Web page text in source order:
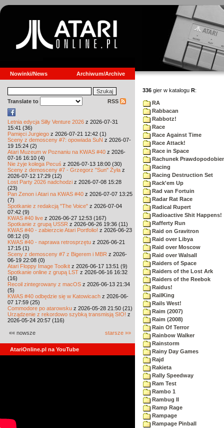
Nowinki/News Archiwum/Archive
Translate to RSS
Letnia edycja Silly Venture 2026 z 2026-07-31
15:41 (36)
Pamięci Jurgiego z 2026-07-21 12:42 (1)
Sceny z demosceny #7: opowiada SuN z 2026-07-
19 15:24 (2)
Atari Muzeum w Poznaniu na KWAS #40 z 2026-
07-16 16:10 (4)
Nie żyje kolega Pecuś z 2026-07-13 18:00 (30)
Sceny z demosceny #7 - Grzegorz "Sun" Żyła z
2026-07-12 17:29 (12)
Lost Party 2026 nadchodzi z 2026-07-08 15:28
(23)
Pan Zenon i Atari na KWAS #40 z 2026-07-07 13:25
(7)
Spotkanie z redakcją "The Voice" z 2026-07-04
07:42 (9)
KWAS #40 live z 2026-06-27 12:53 (167)
Spotkanie z grupą USSR z 2026-06-26 19:36 (11)
KWAS #40 - zabierzcie Atari Portfolio! z 2026-06-23
08:12 (0)
KWAS #40 - naprawa retrosprzętu z 2026-06-21
17:15 (1)
Sceny z demosceny #7 z Bigerem i MBR z 2026-
06-19 22:08 (0)
Atari Floppy Image Toolkit z 2026-06-17 13:51 (9)
Spotkanie online z grupą LST z 2026-06-16 16:32
(16)
Recoil zintegrowany z macOS z 2026-06-13 21:34
(5)
KWAS #40 odbędzie się w Katowicach z 2026-06-
07 17:59 (25)
Commodore po atarowsku z 2026-05-28 21:50 (21)
Urządzenie z rekordowo szybką transmisją SIO! z
2026-05-24 20:57 (116)
«« nowsze starsze »»
AtariOnline.pl na YouTube
336 gier w katalogu R:
RA
Rabbacan
Rabbotz!
Race
Race Against Time
Race Attack!
Race in Space
Rachunek
Racing
Racing Destruction Set
Rack'em Up
Rad van Fortuin
Radar Rat Race
Radical Rupert
Radioactive Shit Happens!
Rafferty Run
Raid on Gravitron
Raid over Libya
Raid over Moscow
Raid over Walsall
Raiders of Space
Raiders of the Lost Ark
Raiders of the Reebok
Raidus!
RailKing
Rails West!
Raim (2007)
Raim (2008)
Rain Of Terror
Rainbow Walker
Rainstorm
Rainy Day Games
Rajd
Rakieta
Rally Speedway
Ram Test
Rambo 1
Rambug II
Ramp Rage
Rampage
Rampage Pinball